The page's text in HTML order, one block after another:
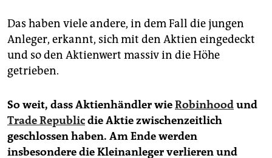
Das haben viele andere, in dem Fall die jungen
Anleger, erkannt, sich mit den Aktien eingedeckt
und so den Aktienwert massiv in die Höhe
getrieben.
So weit, dass Aktienhändler wieRobinhoodund
Trade Republicdie Aktie zwischenzeitlich
geschlossen haben. Am Ende werden
insbesondere die Kleinanleger verlieren und